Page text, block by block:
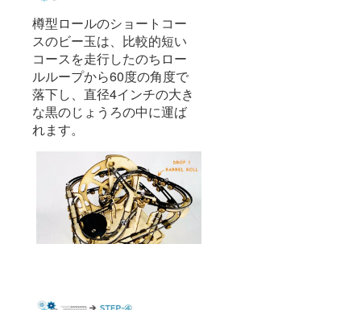
樽型ロールのショートコー
スのビー玉は、比較的短い
コースを走行したのちロー
ルループから60度の角度で
落下し、直径4インチの大き
な黒のじょうろの中に運ば
れます。